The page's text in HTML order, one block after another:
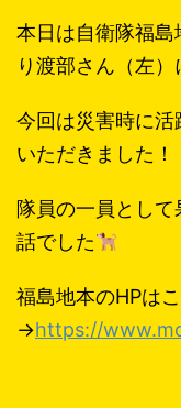
本日は自衛隊福島
り渡部さん（左）
今回は災害時に
いただきました！
隊員の一員とし
話でした
福島地本のHPは
→https://